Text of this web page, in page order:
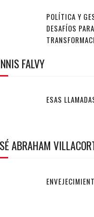
POLÍTICA Y
DESAFÍOS
FALVY
ESAS
ABRAHAM